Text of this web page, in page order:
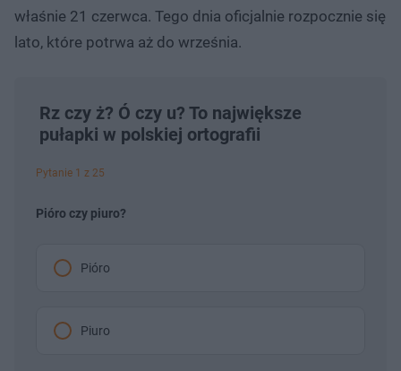
właśnie 21 czerwca. Tego dnia oficjalnie rozpocznie się
lato, które potrwa aż do września.
Rz czy ż? Ó czy u? To największe
pułapki w polskiej ortografii
Pytanie 1 z 25
Pióro czy piuro?
Pióro
Piuro